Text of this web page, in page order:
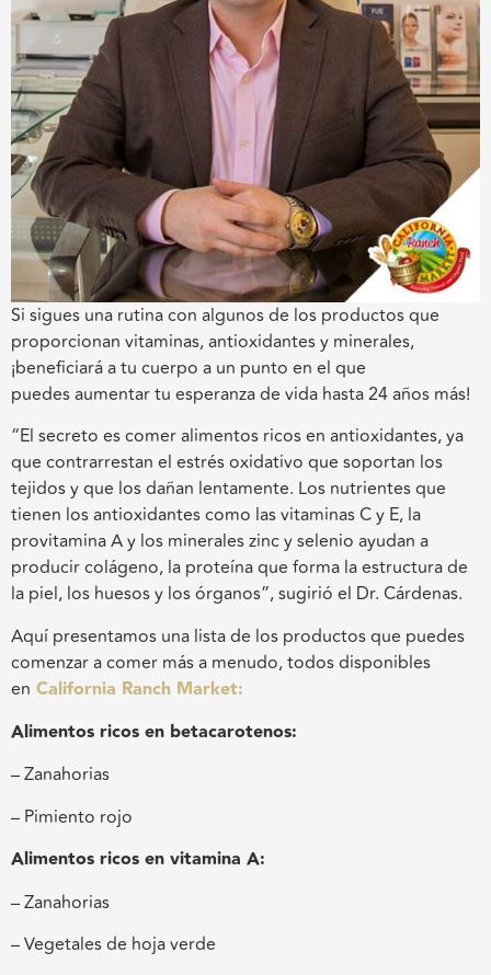
Si sigues una rutina con algunos de los productos que
proporcionan vitaminas, antioxidantes y minerales,
¡beneficiará a tu cuerpo a un punto en el que
puedesaumentar tu esperanza de vida hasta 24 años más!
“El secreto es comer alimentos ricos en antioxidantes, ya
que contrarrestan el estrés oxidativo que soportan los
tejidos y que los dañan lentamente. Los nutrientes que
tienen los antioxidantes como las vitaminas C y E, la
provitamina A y los minerales zinc y selenio ayudan a
producir colágeno, la proteína que forma la estructura de
la piel, los huesos y los órganos”,sugirió el Dr. Cárdenas.
Aquí presentamos una lista de los productos que puedes
comenzar a comer más a menudo, todos disponibles
en California Ranch Market:
Alimentos ricos en betacarotenos:
– Zanahorias
– Pimiento rojo
Alimentos ricos en vitamina A:
– Zanahorias
– Vegetales de hoja verde